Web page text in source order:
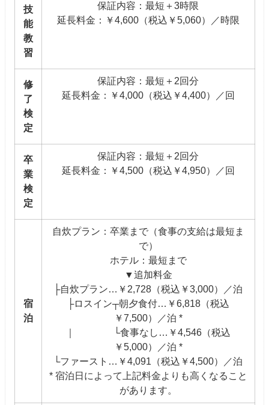
技
能
教
習
保証内容：最短＋3時限
延長料金：￥4,600（税込￥5,060）／時限
修
了
検
定
保証内容：最短＋2回分
延長料金：￥4,000（税込￥4,400）／回
卒
業
検
定
保証内容：最短＋2回分
延長料金：￥4,500（税込￥4,950）／回
宿
泊
自炊プラン：卒業まで（食事の支給は最短ま
で）
ホテル：最短まで
▼追加料金
├自炊プラン…￥2,728（税込￥3,000）／泊
├ロスイン┬朝夕食付…￥6,818（税込
￥7,500）／泊 *
｜ └食事なし…￥4,546（税込
￥5,000）／泊 *
└ファースト…￥4,091（税込￥4,500）／泊
* 宿泊日によって上記料金よりも高くなること
があります。